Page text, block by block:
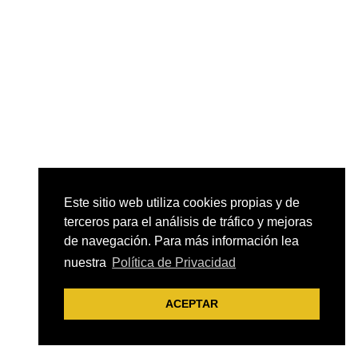
Este sitio web utiliza cookies propias y de
terceros para el análisis de tráfico y mejoras
de navegación. Para más información lea
nuestra Política de Privacidad
ACEPTAR